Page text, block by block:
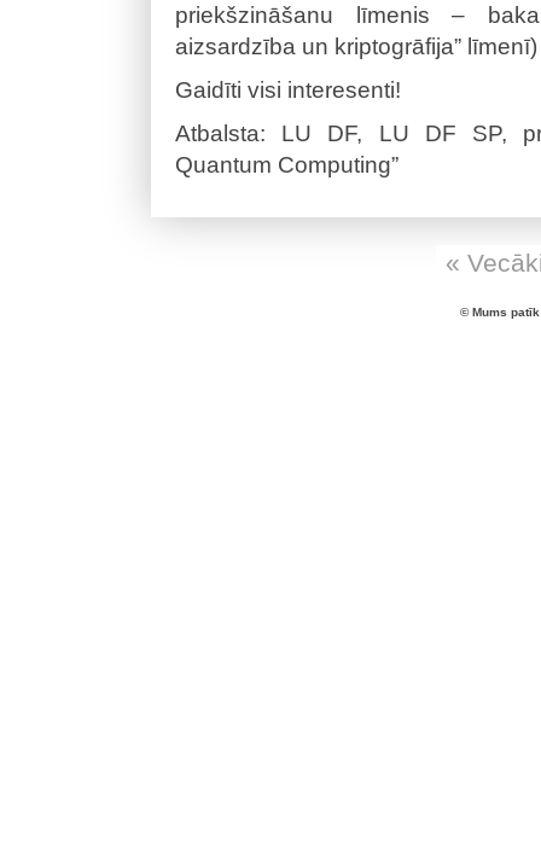
priekšzināšanu līmenis –
aizsardzība un kriptogrāfija” līmenī)
Gaidīti visi interesenti!
Atbalsta: LU DF, LU DF SP,
Quantum Computing”
«
© Mums